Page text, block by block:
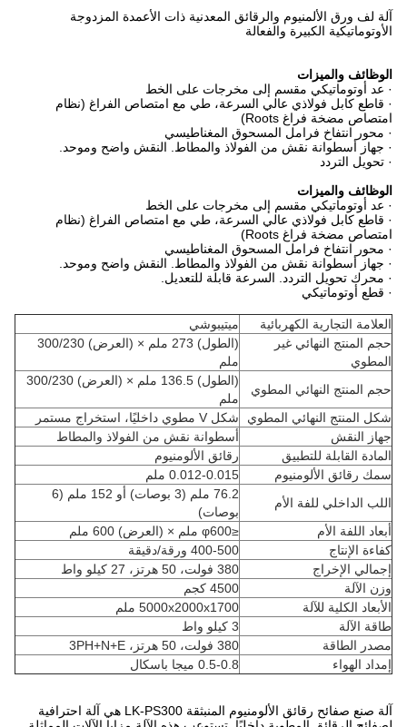
آلة لف ورق الألمنيوم والرقائق المعدنية ذات الأعمدة المزدوجة
الأوتوماتيكية الكبيرة والفعالة
الوظائف والميزات
· عد أوتوماتيكي مقسم إلى مخرجات على الخط
· قاطع كابل فولاذي عالي السرعة، طي مع امتصاص الفراغ (نظام
امتصاص مضخة فراغ Roots)
· محور انتفاخ فرامل المسحوق المغناطيسي
· جهاز أسطوانة نقش من الفولاذ والمطاط. النقش واضح وموحد.
· تحويل التردد
الوظائف والميزات
· عد أوتوماتيكي مقسم إلى مخرجات على الخط
· قاطع كابل فولاذي عالي السرعة، طي مع امتصاص الفراغ (نظام
امتصاص مضخة فراغ Roots)
· محور انتفاخ فرامل المسحوق المغناطيسي
· جهاز أسطوانة نقش من الفولاذ والمطاط. النقش واضح وموحد.
· محرك تحويل التردد. السرعة قابلة للتعديل.
· قطع أوتوماتيكي
العلامة التجارية الكهربائية
ميتيبوشي
حجم المنتج النهائي غير
المطوي
(الطول) 273 ملم × (العرض) 300/230
ملم
حجم المنتج النهائي المطوي
(الطول) 136.5 ملم × (العرض) 300/230
ملم
شكل المنتج النهائي المطوي
شكل V مطوي داخليًا، استخراج مستمر
جهاز النقش
أسطوانة نقش من الفولاذ والمطاط
المادة القابلة للتطبيق
رقائق الألومنيوم
سمك رقائق الألومنيوم
0.012-0.015 ملم
اللب الداخلي للفة الأم
76.2 ملم (3 بوصات) أو 152 ملم (6
بوصات)
أبعاد اللفة الأم
≤φ600 ملم × (العرض) 600 ملم
كفاءة الإنتاج
400-500 ورقة/دقيقة
إجمالي الإخراج
380 فولت، 50 هرتز، 27 كيلو واط
وزن الآلة
4500 كجم
الأبعاد الكلية للآلة
5000x2000x1700 ملم
طاقة الآلة
مصدر الطاقة
380 فولت، 50 هرتز، 3PH+N+E
إمداد الهواء
0.5-0.8 ميجا باسكال
آلة صنع صفائح رقائق الألومنيوم المنبثقة LK-PS300 هي آلة احترافية